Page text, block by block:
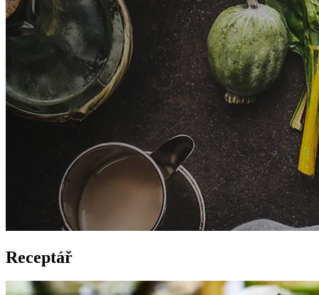
Receptář